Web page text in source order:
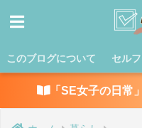
このブログについて セル
「SE女子の日常